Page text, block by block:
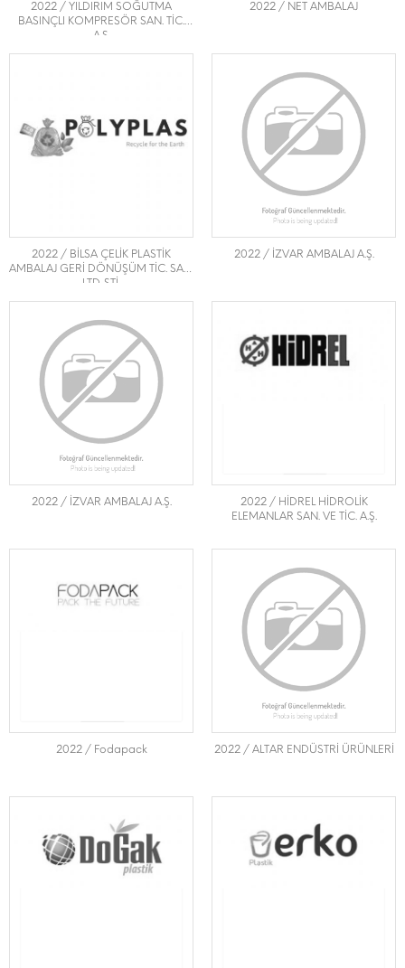
2022 / YILDIRIM SOĞUTMA
BASINÇLI KOMPRESÖR SAN. TİC.
A.Ş.
2022 / NET AMBALAJ
2022 / BİLSA ÇELİK PLASTİK
AMBALAJ GERİ DÖNÜŞÜM TİC. SAN.
LTD. ŞTİ.
2022 / İZVAR AMBALAJ A.Ş.
2022 / İZVAR AMBALAJ A.Ş.
2022 / HİDREL HİDROLİK
ELEMANLAR SAN. VE TİC. A.Ş.
2022 / Fodapack 2022 / ALTAR ENDÜSTRİ ÜRÜNLERİ